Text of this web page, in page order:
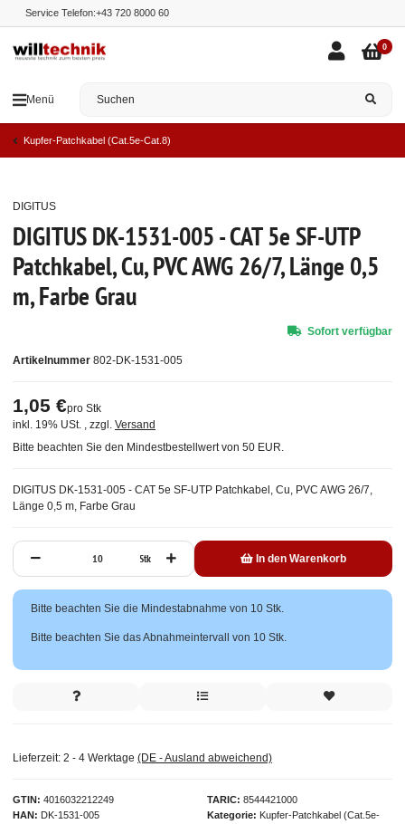
Service Telefon:+43 720 8000 60
Menü
0
Kupfer-Patchkabel (Cat.5e-Cat.8)
DIGITUS DK-1531-005 - CAT 5e SF-UTP
Patchkabel, Cu, PVC AWG 26/7, Länge 0,5
m, Farbe Grau
Artikelnummer 802-DK-1531-005
GTIN 4016032212249
HAN
DK-1531-005
TARIC
8544421000
Kategorie
Kupfer-Patchkabel (Cat.5e-
DIGITUS
DIGITUS DK-1531-005 - CAT 5e SF-UTP Patchkabel, Cu, PVC AWG 26/7,
Länge 0,5 m, Farbe Grau
1,05 €pro Stk
inkl. 19% USt. , zzgl. Versand
Bitte beachten Sie den Mindestbestellwert von 50 EUR.
Stk In den Warenkorb
xBitte beachten Sie die Mindestabnahme von 10 Stk.
Bitte beachten Sie das Abnahmeintervall von 10 Stk.
Sofort verfügbar
Lieferzeit: 2 - 4 Werktage (DE - Ausland abweichend)